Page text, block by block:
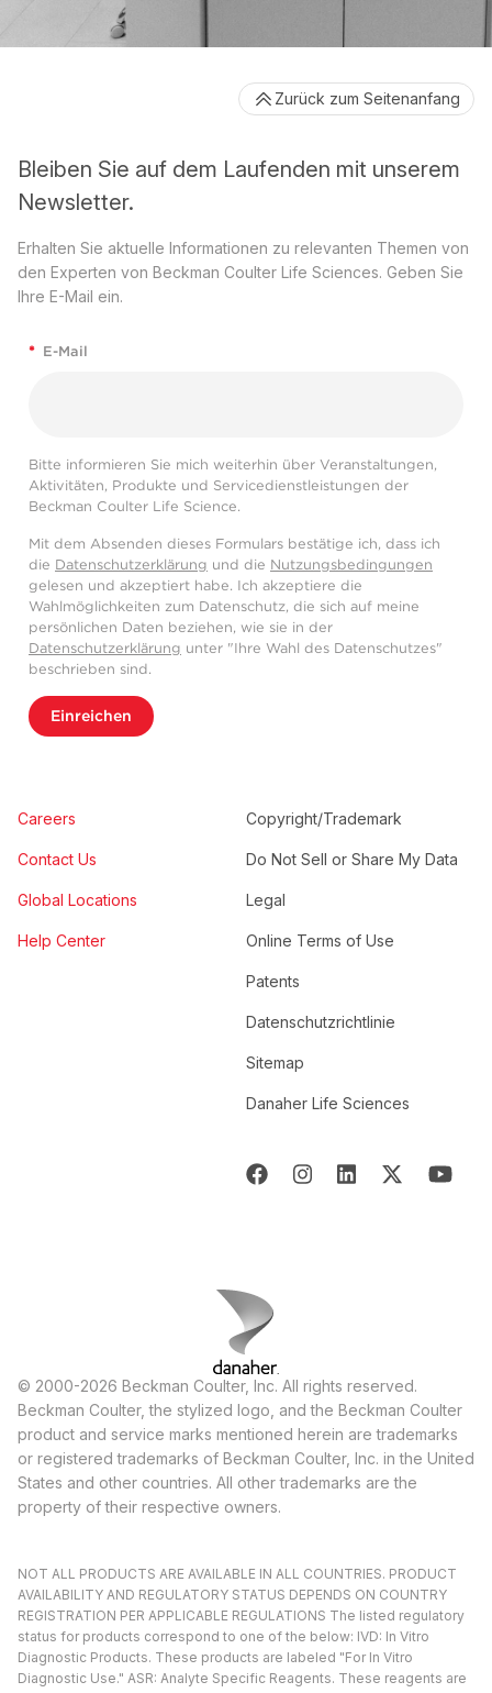
Bleiben Sie auf dem Laufenden mit unserem
Newsletter.
Erhalten Sie aktuelle Informationen zu relevanten Themen von
den Experten von Beckman Coulter Life Sciences. Geben Sie
Ihre E-Mail ein.
* E-Mail
Bitte informieren Sie mich weiterhin über Veranstaltungen,
Aktivitäten, Produkte und Servicedienstleistungen der
Beckman Coulter Life Science.
Mit dem Absenden dieses Formulars bestätige ich, dass ich
die Datenschutzerklärung und die Nutzungsbedingungen
gelesen und akzeptiert habe. Ich akzeptiere die
Wahlmöglichkeiten zum Datenschutz, die sich auf meine
persönlichen Daten beziehen, wie sie in der
Datenschutzerklärung unter "Ihre Wahl des Datenschutzes"
beschrieben sind.
Einreichen
Careers
Contact Us
Global Locations
Help Center
Copyright/Trademark
Do Not Sell or Share My Data
Legal
Online Terms of Use
Patents
Datenschutzrichtlinie
Sitemap
Danaher Life Sciences
Zurück zum Seitenanfang
© 2000-2026 Beckman Coulter, Inc. All rights reserved.
Beckman Coulter, the stylized logo, and the Beckman Coulter
product and service marks mentioned herein are trademarks
or registered trademarks of Beckman Coulter, Inc. in the United
States and other countries. All other trademarks are the
property of their respective owners.
NOT ALL PRODUCTS ARE AVAILABLE IN ALL COUNTRIES. PRODUCT
AVAILABILITY AND REGULATORY STATUS DEPENDS ON COUNTRY
REGISTRATION PER APPLICABLE REGULATIONS The listed regulatory
status for products correspond to one of the below: IVD: In Vitro
Diagnostic Products. These products are labeled "For In Vitro
Diagnostic Use." ASR: Analyte Specific Reagents. These reagents are